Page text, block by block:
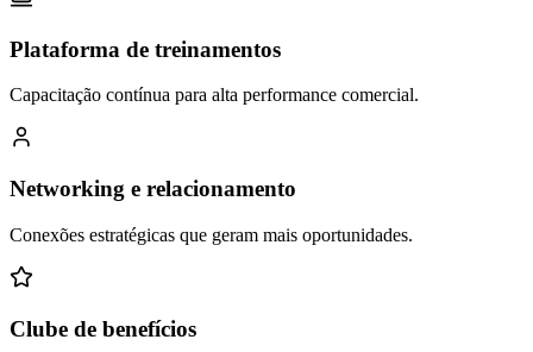
Plataforma de treinamentos
Capacitação contínua para alta performance comercial.
Networking e relacionamento
Conexões estratégicas que geram mais oportunidades.
Clube de benefícios